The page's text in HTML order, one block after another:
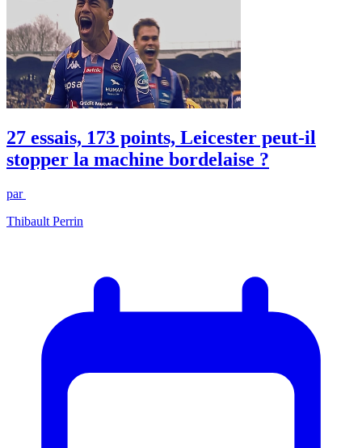
27 essais, 173 points, Leicester peut-il
stopper la machine bordelaise ?
par
Thibault Perrin